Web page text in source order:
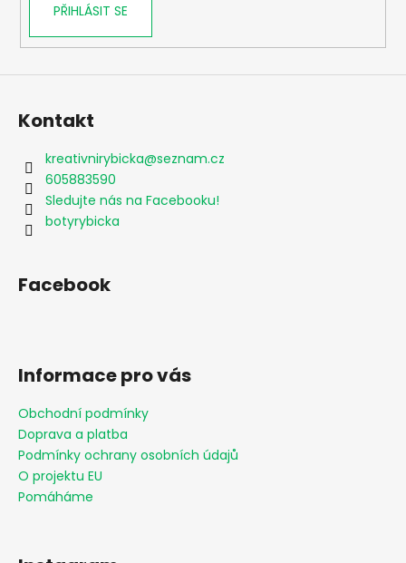
PŘIHLÁSIT SE
Kontakt
kreativnirybicka@seznam.cz
605883590
Sledujte nás na Facebooku!
botyrybicka
Facebook
Informace pro vás
Obchodní podmínky
Doprava a platba
Podmínky ochrany osobních údajů
O projektu EU
Pomáháme